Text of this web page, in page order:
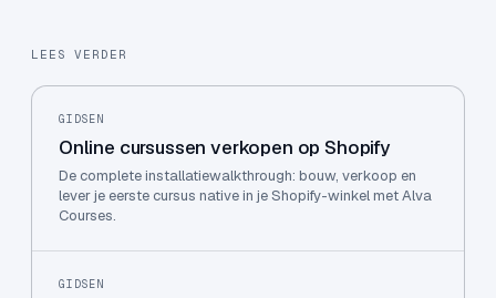
LEES VERDER
GIDSEN
Online cursussen verkopen op Shopify
De complete installatiewalkthrough: bouw, verkoop en
lever je eerste cursus native in je Shopify-winkel met Alva
Courses.
GIDSEN